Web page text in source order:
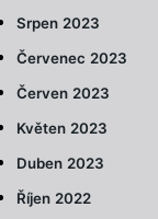
Srpen 2023
Červenec 2023
Červen 2023
Květen 2023
Duben 2023
Říjen 2022